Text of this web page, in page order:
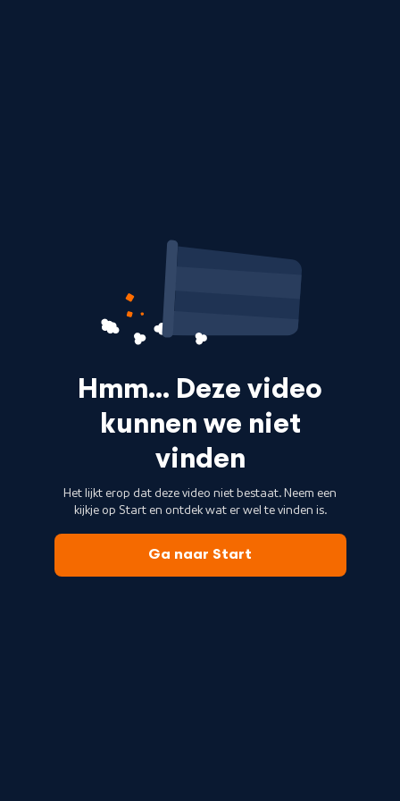
Hmm… Deze video
kunnen we niet
vinden
Het lijkt erop dat deze video niet bestaat. Neem een
kijkje op Start en ontdek wat er wel te vinden is.
Ga naar Start